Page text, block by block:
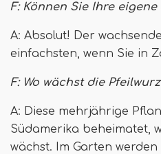
F: Können Sie Ihre
A: Absolut! Der
einfachsten, wenn Sie in
F: Wo wächst die
A: Diese mehrjährige
Südamerika beheimatet,
wächst. Im Garten